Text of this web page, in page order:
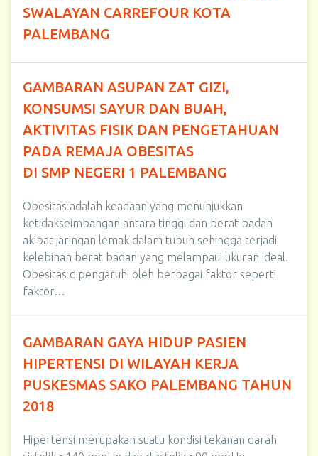
SWALAYAN CARREFOUR KOTA
PALEMBANG
GAMBARAN ASUPAN ZAT GIZI,
KONSUMSI SAYUR DAN BUAH,
AKTIVITAS FISIK DAN PENGETAHUAN
PADA REMAJA OBESITAS
DI SMP NEGERI 1 PALEMBANG
Obesitas adalah keadaan yang menunjukkan
ketidakseimbangan antara tinggi dan berat badan
akibat jaringan lemak dalam tubuh sehingga terjadi
kelebihan berat badan yang melampaui ukuran ideal.
Obesitas dipengaruhi oleh berbagai faktor seperti
faktor…
GAMBARAN GAYA HIDUP PASIEN
HIPERTENSI DI WILAYAH KERJA
PUSKESMAS SAKO PALEMBANG TAHUN
2018
Hipertensi merupakan suatu kondisi tekanan darah